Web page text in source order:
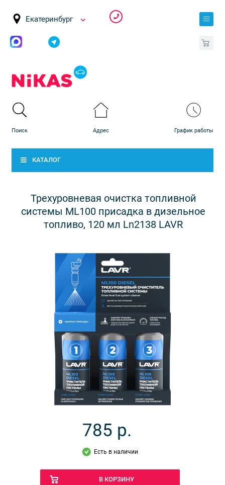
Екатеринбург
КАТАЛОГ
Трехуровневая очистка топливной
системы ML100 присадка в дизельное
топливо, 120 мл Ln2138 LAVR
785 р.
Есть в наличии
В КОРЗИНУ